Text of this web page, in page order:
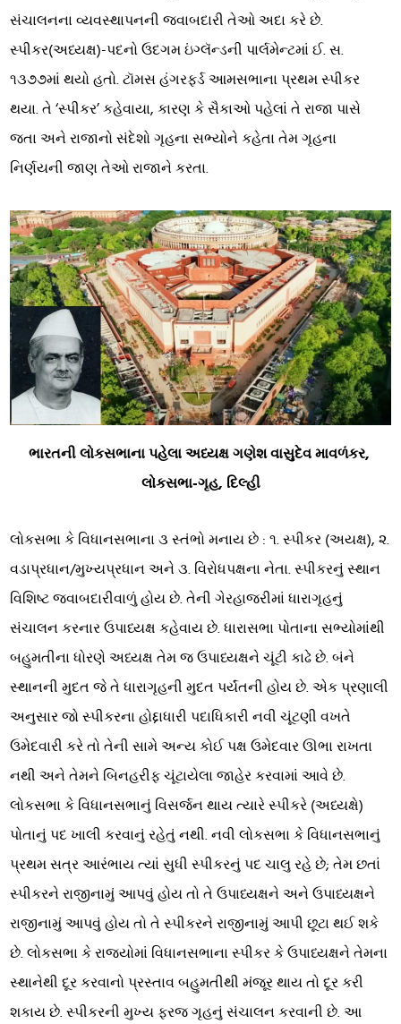
સંચાલનના વ્યવસ્થાપનની જવાબદારી તેઓ અદા કરે છે.
સ્પીકર(અધ્યક્ષ)-પદનો ઉદગમ ઇંગ્લૅન્ડની પાર્લમેન્ટમાં ઈ. સ.
૧૩૭૭માં થયો હતો. ટૉમસ હંગરફર્ડ આમસભાના પ્રથમ સ્પીકર
થયા. તે ‘સ્પીકર’ કહેવાયા, કારણ કે સૈકાઓ પહેલાં તે રાજા પાસે
જતા અને રાજાનો સંદેશો ગૃહના સભ્યોને કહેતા તેમ ગૃહના
નિર્ણયની જાણ તેઓ રાજાને કરતા.
ભારતની લોકસભાના પહેલા અધ્યક્ષ ગણેશ વાસુદેવ માવળંકર,
લોકસભા-ગૃહ, દિલ્હી
લોકસભા કે વિધાનસભાના ૩ સ્તંભો મનાય છે : ૧. સ્પીકર (અયક્ષ), ૨.
વડાપ્રધાન/મુખ્યપ્રધાન અને ૩. વિરોધપક્ષના નેતા. સ્પીકરનું સ્થાન
વિશિષ્ટ જવાબદારીવાળું હોય છે. તેની ગેરહાજરીમાં ધારાગૃહનું
સંચાલન કરનાર ઉપાધ્યક્ષ કહેવાય છે. ધારાસભા પોતાના સભ્યોમાંથી
બહુમતીના ધોરણે અધ્યક્ષ તેમ જ ઉપાધ્યક્ષને ચૂંટી કાઢે છે. બંને
સ્થાનની મુદત જે તે ધારાગૃહની મુદત પર્યંતની હોય છે. એક પ્રણાલી
અનુસાર જો સ્પીકરના હોદ્દાધારી પદાધિકારી નવી ચૂંટણી વખતે
ઉમેદવારી કરે તો તેની સામે અન્ય કોઈ પક્ષ ઉમેદવાર ઊભા રાખતા
નથી અને તેમને બિનહરીફ ચૂંટાયેલા જાહેર કરવામાં આવે છે.
લોકસભા કે વિધાનસભાનું વિસર્જન થાય ત્યારે સ્પીકરે (અધ્યક્ષે)
પોતાનું પદ ખાલી કરવાનું રહેતું નથી. નવી લોકસભા કે વિધાનસભાનું
પ્રથમ સત્ર આરંભાય ત્યાં સુધી સ્પીકરનું પદ ચાલુ રહે છે; તેમ છતાં
સ્પીકરને રાજીનામું આપવું હોય તો તે ઉપાધ્યક્ષને અને ઉપાધ્યક્ષને
રાજીનામું આપવું હોય તો તે સ્પીકરને રાજીનામું આપી છૂટા થઈ શકે
છે. લોકસભા કે રાજ્યોમાં વિધાનસભાના સ્પીકર કે ઉપાધ્યક્ષને તેમના
સ્થાનેથી દૂર કરવાનો પ્રસ્તાવ બહુમતીથી મંજૂર થાય તો દૂર કરી
શકાય છે. સ્પીકરની મુખ્ય ફરજ ગૃહનું સંચાલન કરવાની છે. આ